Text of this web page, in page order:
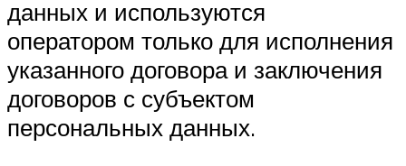
данных и используются
оператором только для исполнения
указанного договора и заключения
договоров с субъектом
персональных данных.